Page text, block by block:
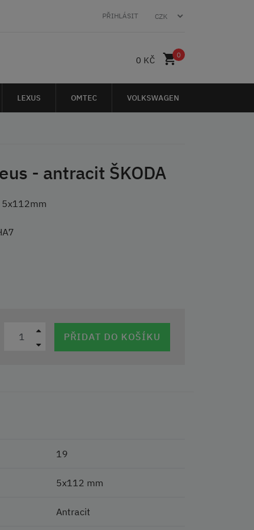
PŘIHLÁSIT
0 KČ 0
LEXUS OMTEC VOLKSWAGEN
- antracit ŠKODA
5x112mm
PŘIDAT DO KOŠÍKU
19
5x112 mm
Antracit